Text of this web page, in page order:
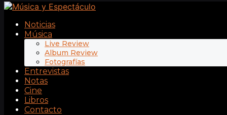
Noticias
Música
Live Review
Album Review
Fotografías
Entrevistas
Notas
Cine
Libros
Contacto